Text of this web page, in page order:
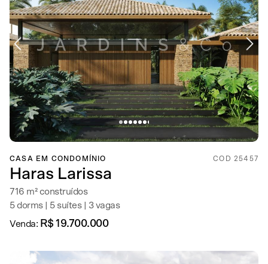
CASA EM CONDOMÍNIO COD 25457
Haras Larissa
716 m² construídos
5 dorms | 5 suítes | 3 vagas
Venda: R$ 19.700.000